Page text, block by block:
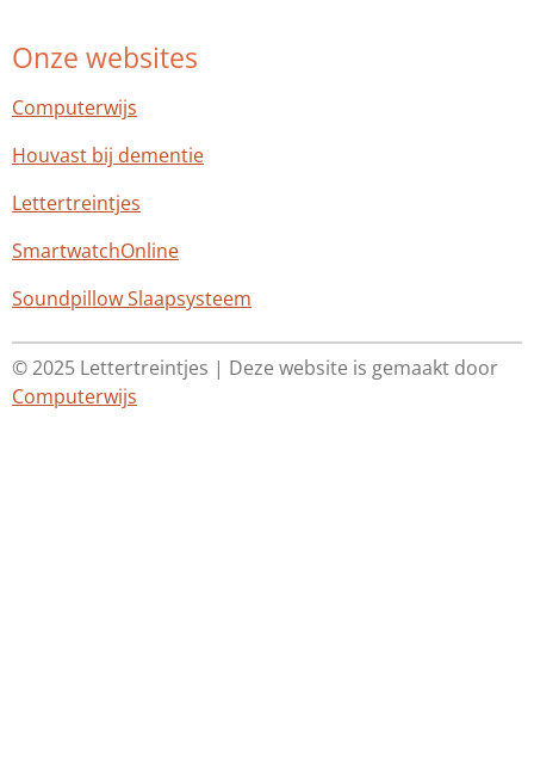
Onze websites
Computerwijs
Houvast bij dementie
Lettertreintjes
SmartwatchOnline
Soundpillow Slaapsysteem
© 2025 Lettertreintjes | Deze website is gemaakt door
Computerwijs